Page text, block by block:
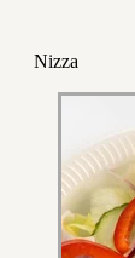
Nizza